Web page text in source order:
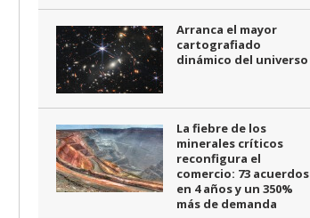
Arranca el mayor
cartografiado
dinámico del universo
La fiebre de los
minerales críticos
reconfigura el
comercio: 73 acuerdos
en 4 años y un 350%
más de demanda